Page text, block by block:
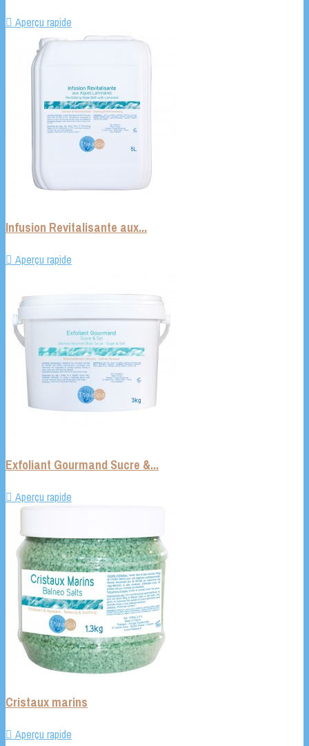
 Aperçu rapide
Infusion Revitalisante aux...
 Aperçu rapide
Exfoliant Gourmand Sucre &...
 Aperçu rapide
Cristaux marins
 Aperçu rapide